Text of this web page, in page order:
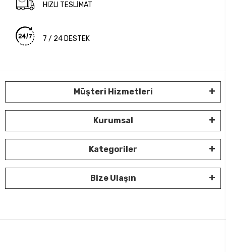
HIZLI TESLİMAT
7 / 24 DESTEK
Müşteri Hizmetleri
Kurumsal
Kategoriler
Bize Ulaşın